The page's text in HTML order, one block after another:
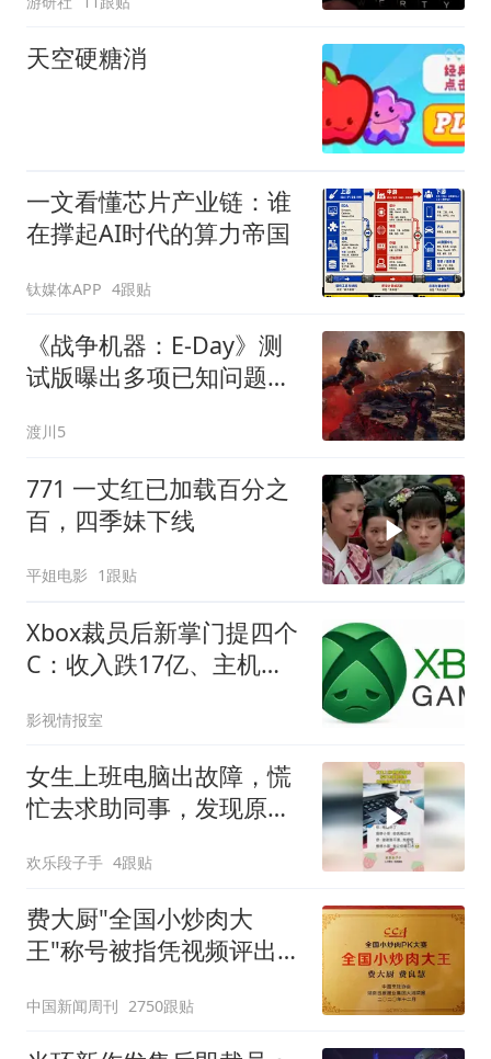
天空硬糖消
一文看懂芯片产业链：谁
在撑起AI时代的算力帝国
钛媒体APP 4跟贴
《战争机器：E-Day》测
试版曝出多项已知问题：
动
渡川5
771 一丈红已加载百分之
百，四季妹下线
平姐电影 1跟贴
Xbox裁员后新掌门提四个
C：收入跌17亿、主机涨
影视情报室
女生上班电脑出故障，慌
忙去求助同事，发现原因
欢乐段子手 4跟贴
费大厨"全国小炒肉大
王"称号被指凭视频评出
中国新闻周刊 2750跟贴